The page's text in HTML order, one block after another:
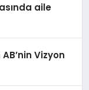
aile
Vizyon